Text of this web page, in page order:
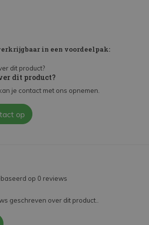
in een voordeelpak:
dit product?
je contact met ons opnemen.
op
op 0 reviews
geschreven over dit product..